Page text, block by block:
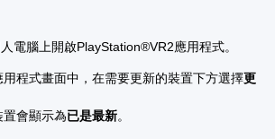
電腦上開啟PlayStation®VR2應用程式。
程式畫面中，在需要更新的裝置下方選擇更
會顯示為已是最新。